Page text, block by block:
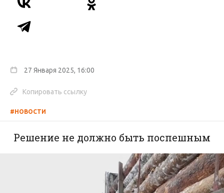
27 Января 2025, 16:00
Копировать ссылку
#НОВОСТИ
Решение не должно быть поспешным